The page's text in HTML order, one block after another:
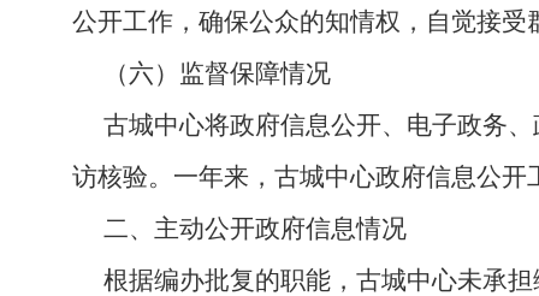
公开工作，确保公众的知情权，自觉接受
（六）监督保障情况
古城中心将政府信息公开、电子政务
访核验。一年来，古城中心政府信息公开
二、主动公开政府信息情况
根据编办批复的职能，古城中心未承